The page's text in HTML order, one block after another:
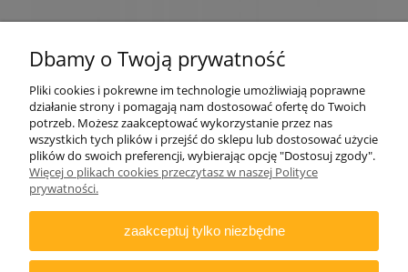
ZAMAWIANIE
DODATKOWE
Dbamy o Twoją prywatność
Pliki cookies i pokrewne im technologie umożliwiają poprawne
działanie strony i pomagają nam dostosować ofertę do Twoich
potrzeb. Możesz zaakceptować wykorzystanie przez nas
wszystkich tych plików i przejść do sklepu lub dostosować użycie
plików do swoich preferencji, wybierając opcję "Dostosuj zgody".
Więcej o plikach cookies przeczytasz w naszej Polityce
prywatności.
zaakceptuj tylko niezbędne